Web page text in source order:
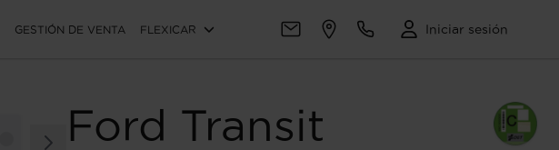
GESTIÓN DE VENTA FLEXICAR Iniciar sesión
Ford Transit